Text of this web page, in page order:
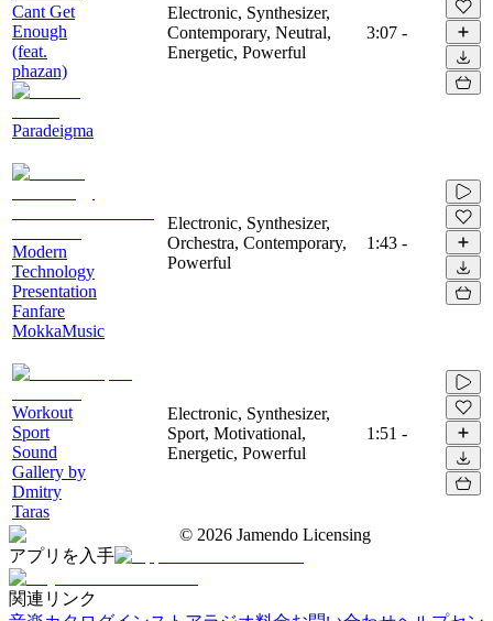
Cant Get
Enough
(feat.
phazan)
Paradeigma
Electronic, Synthesizer,
Contemporary, Neutral,
Energetic, Powerful
3:07 -
Modern
Technology
Presentation
Fanfare
MokkaMusic
Electronic, Synthesizer,
Orchestra, Contemporary,
Powerful
1:43 -
Workout
Sport
Sound
Gallery by
Dmitry
Taras
Electronic, Synthesizer,
Sport, Motivational,
Energetic, Powerful
1:51 -
© 2026 Jamendo Licensing
アプリを入手
関連リンク